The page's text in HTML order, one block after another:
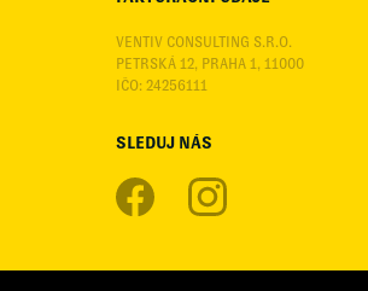
VENTIV CONSULTING S.R.O.
PETRSKÁ 12, PRAHA 1, 11000
IČO: 24256111
SLEDUJ NÁS